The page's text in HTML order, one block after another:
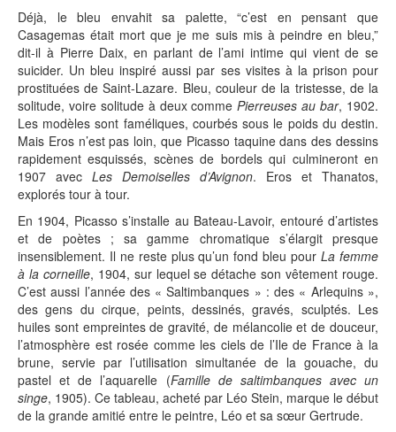
Déjà, le bleu envahit sa palette, “c’est en pensant que
Casagemas était mort que je me suis mis à peindre en bleu,”
dit-il à Pierre Daix, en parlant de l’ami intime qui vient de se
suicider. Un bleu inspiré aussi par ses visites à la prison pour
prostituées de Saint-Lazare. Bleu, couleur de la tristesse, de la
solitude, voire solitude à deux commePierreuses au bar, 1902.
Les modèles sont faméliques, courbés sous le poids du destin.
Mais Eros n’est pas loin, que Picasso taquine dans des dessins
rapidement esquissés, scènes de bordels qui culmineront en
1907 avec Les Demoiselles d’Avignon. Eros et Thanatos,
explorés tour à tour.
En 1904, Picasso s’installe au Bateau-Lavoir, entouré d’artistes
et de poètes ; sa gamme chromatique s’élargit presque
insensiblement. Il ne reste plus qu’un fond bleu pourLa femme
à la corneille, 1904, sur lequel se détache son vêtement rouge.
C’est aussi l’année des « Saltimbanques » : des « Arlequins »,
des gens du cirque, peints, dessinés, gravés, sculptés. Les
huiles sont empreintes de gravité, de mélancolie et de douceur,
l’atmosphère est rosée comme les ciels de l’Ile de France à la
brune, servie par l’utilisation simultanée de la gouache, du
pastel et de l’aquarelle (Famille de saltimbanques avec un
singe, 1905). Ce tableau, acheté par Léo Stein, marque le début
de la grande amitié entre le peintre, Léo et sa sœur Gertrude.